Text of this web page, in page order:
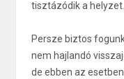
tisztázódik a helyzet.
Persze biztos
nem hajlandó
de ebben az